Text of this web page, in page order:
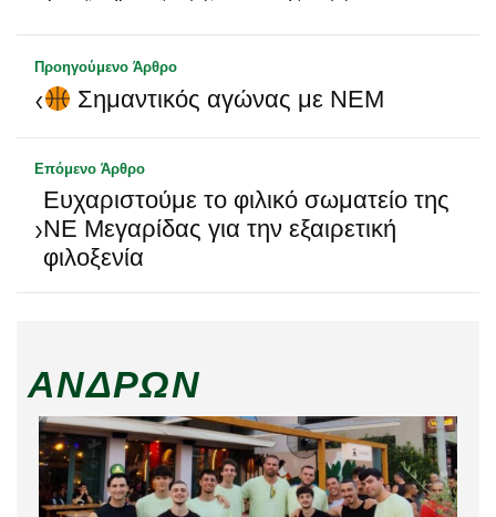
Προηγούμενο Άρθρο
‹ Σημαντικός αγώνας με ΝΕΜ
Επόμενο Άρθρο
›
Ευχαριστούμε το φιλικό σωματείο της
ΝΕ Μεγαρίδας για την εξαιρετική
φιλοξενία
ΑΝΔΡΏΝ